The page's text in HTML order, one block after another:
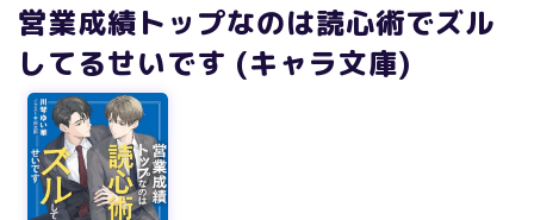
営業成績トップなのは読心術でズル
してるせいです (キャラ文庫)